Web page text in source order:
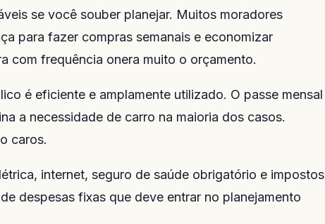
se você souber planejar. Muitos moradores
para fazer compras semanais e economizar
com frequência onera muito o orçamento.
é eficiente e amplamente utilizado. O passe mensal
a necessidade de carro na maioria dos casos.
caros.
internet, seguro de saúde obrigatório e impostos
despesas fixas que deve entrar no planejamento